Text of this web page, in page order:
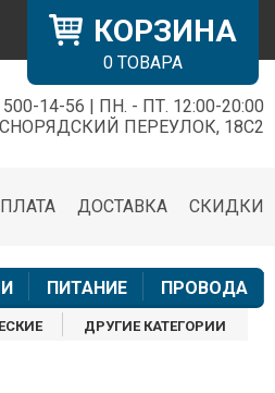
КОРЗИНА
0 ТОВАРА
500-14-56 | ПН. - ПТ. 12:00-20:00
ПЕРЕУЛОК, 18С2
СКИДКИ
ДОСТАВКА
ПИТАНИЕ ПРОВОДА
ДРУГИЕ КАТЕГОРИИ